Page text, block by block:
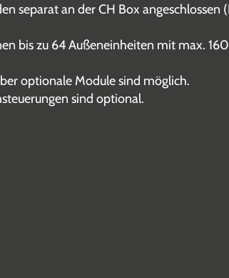
separat an der CH Box angeschlossen
bis zu 64 Außeneinheiten mit max.
optionale Module sind möglich.
sind optional.